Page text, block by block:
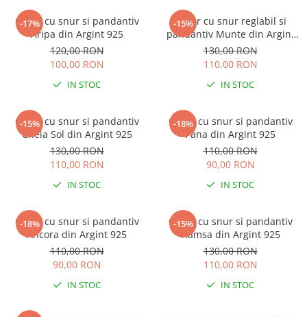
Lănțișoare cu Inimioare
Lănțișoare cu Cruce
Lănțișoare cu Stea
Lănțișoare cu Soare
Lănțișoare cu Semilună
Lănțișoare cu Zodii
Lănțișoare cu Animale
Lănțișoare cu Molecule
Lănțișoare cu Pietre Naturale
Lănțișoare Argint Diverse
Coliere cu Perle Naturale
Coliere cu Perle Preciosa
COLIERE ȘNUR REGLABIL
Coliere cu Stea
-17%
Colier cu snur si pandantiv
Aripa din Argint 925
120,00 RON
100,00 RON
IN STOC
-15%
Colier cu snur reglabil si
pandantiv Munte din Argint
925
130,00 RON
110,00 RON
IN STOC
-15%
Colier cu snur si pandantiv
Cheia Sol din Argint 925
130,00 RON
110,00 RON
IN STOC
-18%
Colier cu snur si pandantiv
Pana din Argint 925
110,00 RON
90,00 RON
IN STOC
-18%
Colier cu snur si pandantiv
Ancora din Argint 925
110,00 RON
90,00 RON
IN STOC
-15%
Colier cu snur si pandantiv
Hamsa din Argint 925
130,00 RON
110,00 RON
IN STOC